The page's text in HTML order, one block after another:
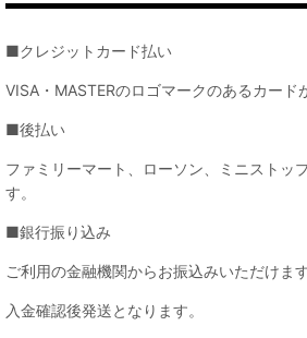
■クレジットカード払い
VISA・MASTERのロゴマークのあるカード
■後払い
ファミリーマート、ローソン、ミニストッ
す。
■銀行振り込み
ご利用の金融機関からお振込みいただけます
入金確認後発送となります。